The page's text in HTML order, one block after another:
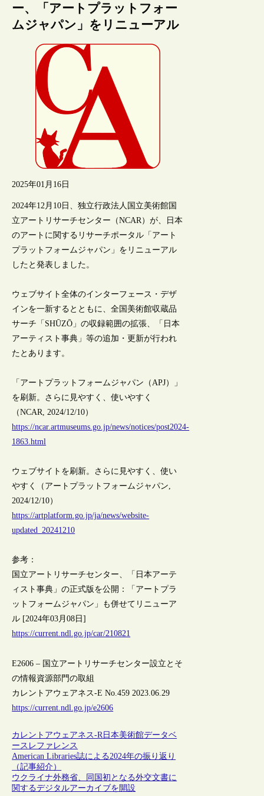
ー、「アートプラットフォー
ムジャパン」をリニューアル
2025年01月16日
2024年12月10日、独立行政法人国立美術館国
立アートリサーチセンター（NCAR）が、日本
のアートに関するリサーチポータル「アート
プラットフォームジャパン」をリニューアル
したと発表しました。
ウェブサイト全体のインターフェース・デザ
インを一新するとともに、全国美術館収蔵品
サーチ「SHŪZŌ」の収録範囲の拡張、「日本
アーティスト事典」等の追加・更新が行われ
たとあります。
「アートプラットフォームジャパン（APJ）」
を刷新。さらに見やすく、使いやすく
（NCAR, 2024/12/10）
https://ncar.artmuseums.go.jp/news/notices/post2024-
1863.html
ウェブサイトを刷新。さらに見やすく、使い
やすく（アートプラットフォームジャパン,
2024/12/10）
https://artplatform.go.jp/ja/news/website-
updated_20241210
参考：
国立アートリサーチセンター、「日本アーテ
ィスト事典」の正式版を公開：「アートプラ
ットフォームジャパン」も併せてリニューア
ル [2024年03月08日]
https://current.ndl.go.jp/car/210821
E2606 – 国立アートリサーチセンター設立とそ
の情報資源部門の取組
カレントアウェアネス-E No.459 2023.06.29
https://current.ndl.go.jp/e2606
カレントアウェアネス-R 日本美術館データベ
ース レファレンス
American Libraries誌による2024年の振り返り
（記事紹介）
ウクライナ外務省、同国初となる外交文書に
関するデジタルアーカイブを開設